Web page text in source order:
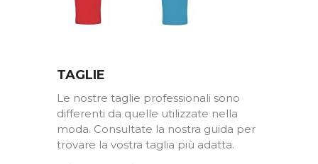
TAGLIE
Le nostre taglie professionali sono
differenti da quelle utilizzate nella
moda. Consultate la nostra guida per
trovare la vostra taglia più adatta.